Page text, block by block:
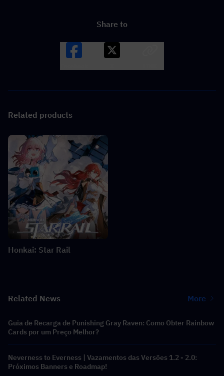
Share to
Related products
Honkai: Star Rail
Related News More
Guia de Recarga de Punishing Gray Raven: Como Obter Rainbow
Cards por um Preço Melhor?
Neverness to Everness | Vazamentos das Versões 1.2 - 2.0:
Próximos Banners e Roadmap!